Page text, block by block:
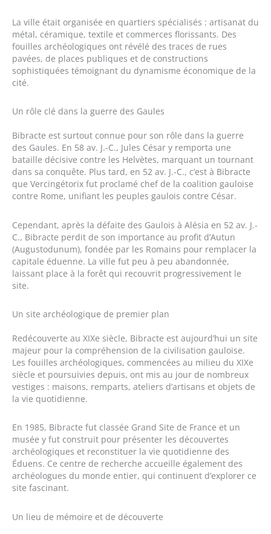
La ville était organisée en quartiers spécialisés : artisanat du
métal, céramique, textile et commerces florissants. Des
fouilles archéologiques ont révélé des traces de rues
pavées, de places publiques et de constructions
sophistiquées témoignant du dynamisme économique de la
cité.
Un rôle clé dans la guerre des Gaules
Bibracte est surtout connue pour son rôle dans la guerre
des Gaules. En 58 av. J.-C., Jules César y remporta une
bataille décisive contre les Helvètes, marquant un tournant
dans sa conquête. Plus tard, en 52 av. J.-C., c’est à Bibracte
que Vercingétorix fut proclamé chef de la coalition gauloise
contre Rome, unifiant les peuples gaulois contre César.
Cependant, après la défaite des Gaulois à Alésia en 52 av. J.-
C., Bibracte perdit de son importance au profit d’Autun
(Augustodunum), fondée par les Romains pour remplacer la
capitale éduenne. La ville fut peu à peu abandonnée,
laissant place à la forêt qui recouvrit progressivement le
site.
Un site archéologique de premier plan
Redécouverte au XIXe siècle, Bibracte est aujourd’hui un site
majeur pour la compréhension de la civilisation gauloise.
Les fouilles archéologiques, commencées au milieu du XIXe
siècle et poursuivies depuis, ont mis au jour de nombreux
vestiges : maisons, remparts, ateliers d’artisans et objets de
la vie quotidienne.
En 1985, Bibracte fut classée Grand Site de France et un
musée y fut construit pour présenter les découvertes
archéologiques et reconstituer la vie quotidienne des
Éduens. Ce centre de recherche accueille également des
archéologues du monde entier, qui continuent d’explorer ce
site fascinant.
Un lieu de mémoire et de découverte